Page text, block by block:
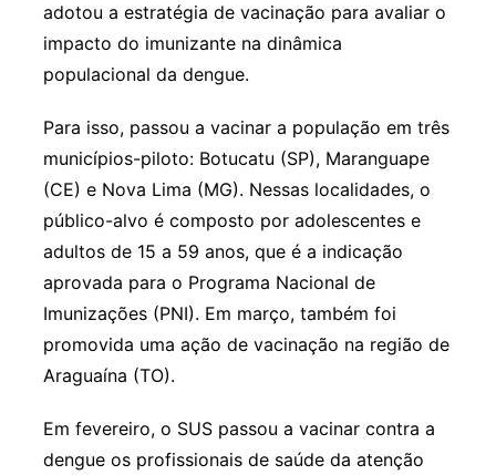
adotou a estratégia de vacinação para avaliar o
impacto do imunizante na dinâmica
populacional da dengue.
Para isso, passou a vacinar a população em três
municípios-piloto: Botucatu (SP), Maranguape
(CE) e Nova Lima (MG). Nessas localidades, o
público-alvo é composto por adolescentes e
adultos de 15 a 59 anos, que é a indicação
aprovada para o Programa Nacional de
Imunizações (PNI). Em março, também foi
promovida uma ação de vacinação na região de
Araguaína (TO).
Em fevereiro, o SUS passou a vacinar contra a
dengue os profissionais de saúde da atenção